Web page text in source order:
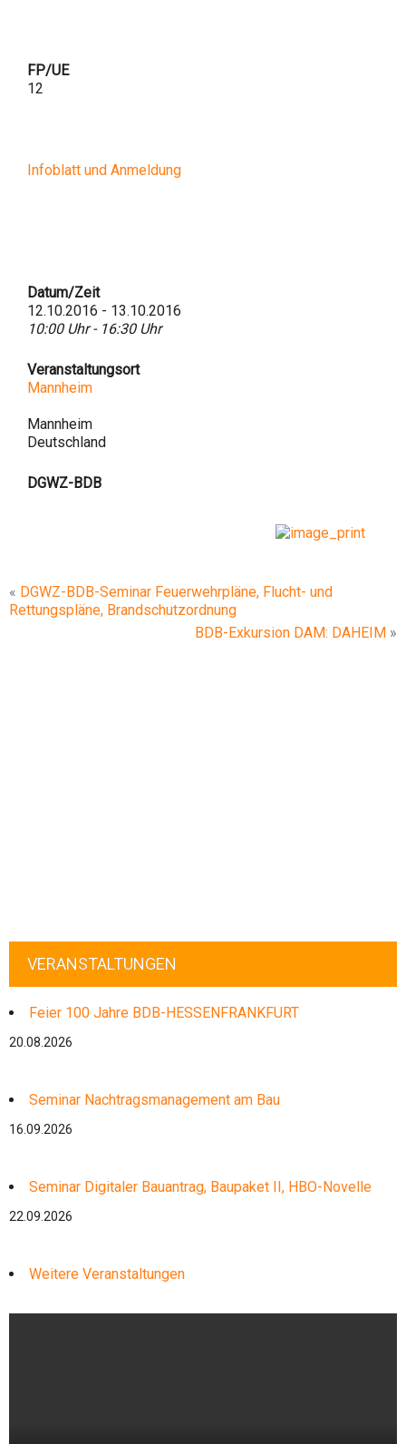
FP/UE
12
Infoblatt und Anmeldung
Datum/Zeit
12.10.2016 - 13.10.2016
10:00 Uhr - 16:30 Uhr
Veranstaltungsort
Mannheim
Mannheim
Deutschland
DGWZ-BDB
« DGWZ-BDB-Seminar Feuerwehrpläne, Flucht- und
Rettungspläne, Brandschutzordnung
BDB-Exkursion DAM: DAHEIM »
VERANSTALTUNGEN
Feier 100 Jahre BDB-HESSENFRANKFURT
20.08.2026
Seminar Nachtragsmanagement am Bau
16.09.2026
Seminar Digitaler Bauantrag, Baupaket II, HBO-Novelle
22.09.2026
Weitere Veranstaltungen